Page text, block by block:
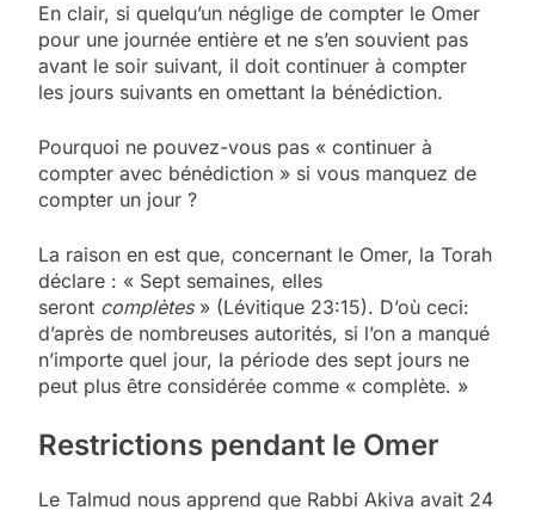
En clair, si quelqu’un néglige de compter le Omer
pour une journée entière et ne s’en souvient pas
avant le soir suivant, il doit continuer à compter
les jours suivants en omettant la bénédiction.
Pourquoi ne pouvez-vous pas « continuer à
compter avec bénédiction » si vous manquez de
compter un jour ?
La raison en est que, concernant le Omer, la Torah
déclare : « Sept semaines, elles
seront complètes» (Lévitique 23:15). D’où ceci:
d’après de nombreuses autorités, si l’on a manqué
n’importe quel jour, la période des sept jours ne
peut plus être considérée comme « complète. »
Restrictions pendant le Omer
Le Talmud nous apprend que Rabbi Akiva avait 24